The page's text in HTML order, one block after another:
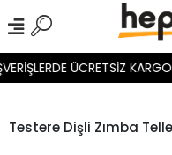
ÜCRETSİZ
Testere Dişli Zımba